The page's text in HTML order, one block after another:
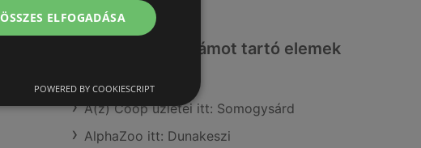
Érdeklődésre számot tartó elemek
A(z) Coop üzletei itt: Somogysárd
AlphaZoo itt: Dunakeszi
ÖSSZES ELFOGADÁSA
POWERED BY COOKIESCRIPT